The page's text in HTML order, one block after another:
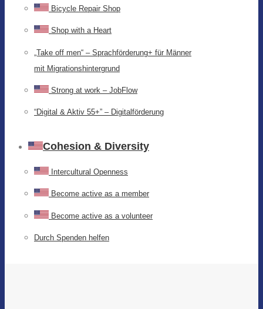
Bicycle Repair Shop
Shop with a Heart
„Take off men“ – Sprachförderung+ für Männer
mit Migrationshintergrund
Strong at work – JobFlow
“Digital & Aktiv 55+” – Digitalförderung
Cohesion & Diversity
Intercultural Openness
Become active as a member
Become active as a volunteer
Durch Spenden helfen